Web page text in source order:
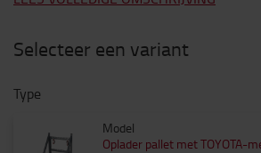
Selecteer een variant
Type
Model
Oplader pallet met TOYOTA-